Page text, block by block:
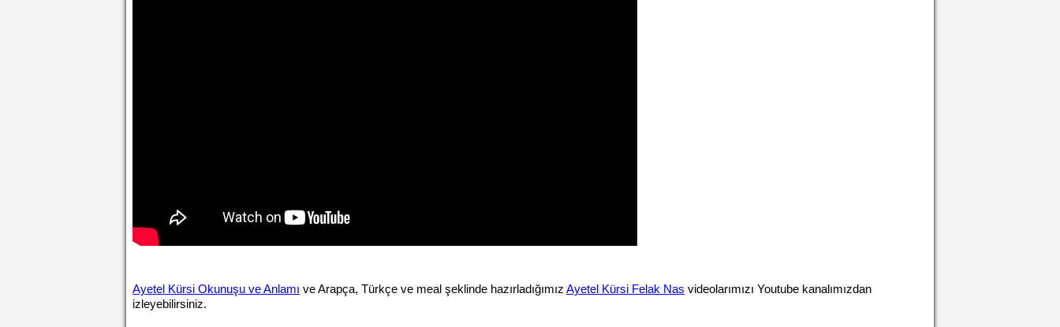
Ayetel Kürsi Okunuşu ve Anlamı ve Arapça, Türkçe ve meal şeklinde hazırladığımız Ayetel Kürsi Felak Nas videolarımızı Youtube kanalımızdan
izleyebilirsiniz.